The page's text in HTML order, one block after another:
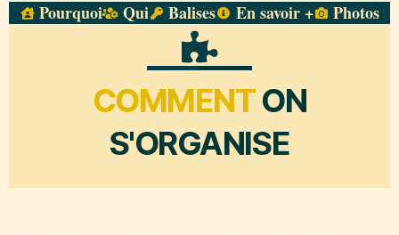
Pourquoi Qui Balises En savoir + Photos
COMMENTON
S'ORGANISE